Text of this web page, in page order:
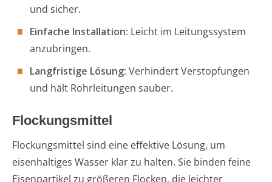
und sicher.
Einfache Installation: Leicht im Leitungssystem
anzubringen.
Langfristige Lösung: Verhindert Verstopfungen
und hält Rohrleitungen sauber.
Flockungsmittel
Flockungsmittel sind eine effektive Lösung, um
eisenhaltiges Wasser klar zu halten. Sie binden feine
Eisenpartikel zu größeren Flocken, die leichter